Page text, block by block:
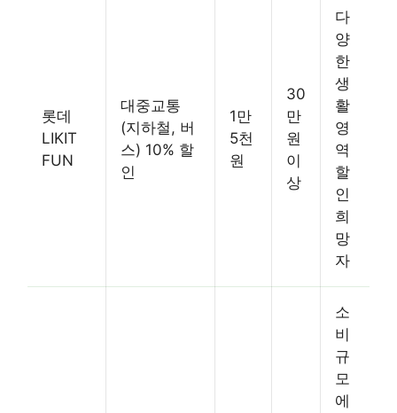
롯데
LIKIT
FUN
대중교통
(지하철, 버
스) 10% 할
인
1만
5천
원
30
만
원
이
상
다
양
한
생
활
영
역
할
인
희
망
자
소
비
규
모
에